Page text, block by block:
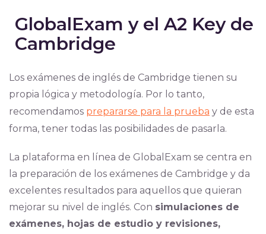
GlobalExam y el A2 Key de
Cambridge
Los exámenes de inglés de Cambridge tienen su
propia lógica y metodología. Por lo tanto,
recomendamos prepararse para la prueba y de esta
forma, tener todas las posibilidades de pasarla.
La plataforma en línea de GlobalExam se centra en
la preparación de los exámenes de Cambridge y da
excelentes resultados para aquellos que quieran
mejorar su nivel de inglés. Con simulaciones de
exámenes, hojas de estudio y revisiones,